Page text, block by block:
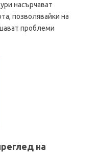
насърчават
позволявайки на
проблеми
на